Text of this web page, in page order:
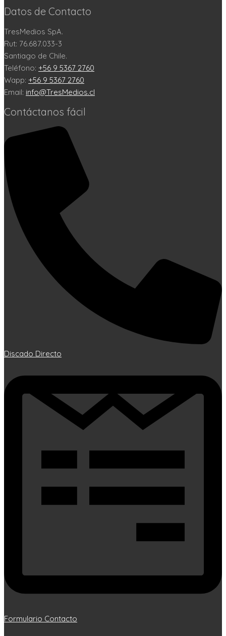
Datos de Contacto
TresMedios SpA.
Rut: 76.687.033-3
Santiago de Chile.
Teléfono: +56 9 5367 2760
Wapp: +56 9 5367 2760
Email: info@TresMedios.cl
Contáctanos fácil
Discado Directo
Formulario Contacto